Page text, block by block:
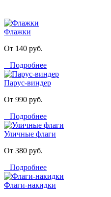
Флажки
От 140 руб.
Подробнее
Парус-виндер
От 990 руб.
Подробнее
Уличные флаги
От 380 руб.
Подробнее
Флаги-накидки